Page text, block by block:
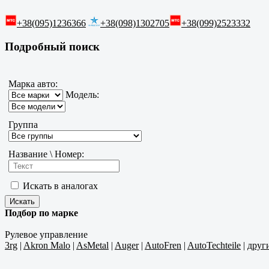
+38(095)1236366 +38(098)1302705 +38(099)2523332
Подробный поиск
Марка авто:
Модель:
Группа
Название \ Номер:
Искать в аналогах
Подбор по марке
Рулевое управление
3rg | Akron Malo | AsMetal | Auger| AutoFren | AutoTechteile |